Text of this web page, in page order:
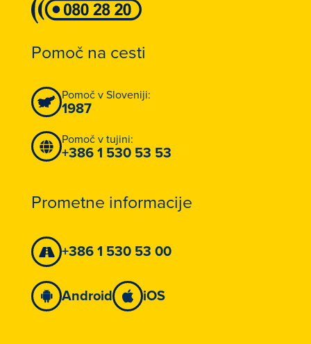
Pomoč na cesti
Pomoč v Sloveniji:
1987
Pomoč v tujini:
+386 1 530 53 53
Prometne informacije
+386 1 530 53 00
Android iOS